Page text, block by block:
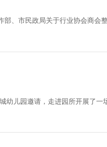
、市民政局关于行业协会商会
幼儿园邀请，走进园所开展了